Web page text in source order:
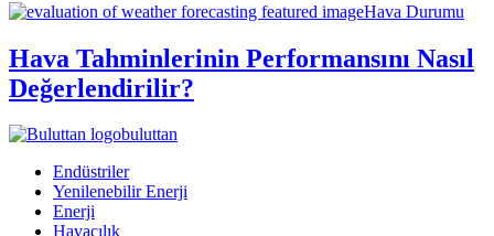
Hava Durumu
Hava Tahminlerinin Performansını Nasıl
Değerlendirilir?
buluttan
Endüstriler
Yenilenebilir Enerji
Enerji
Havacılık